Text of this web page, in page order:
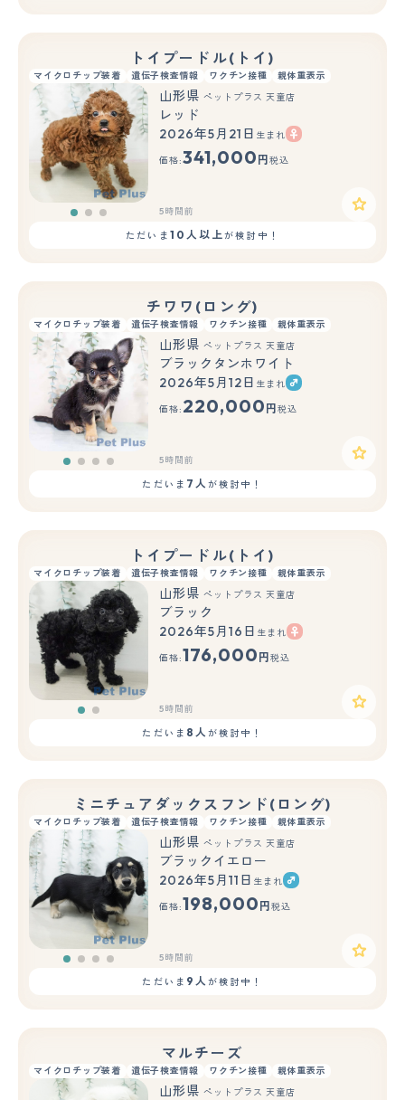
トイプードル(トイ)
マイクロチップ装着 遺伝子検査情報 ワクチン接種 親体重表示
もっと見る
山形県 ペットプラス 天童店
レッド
2026年5月21日 生まれ
価格:341,000 円 税込
5時間前
ただいま 10人以上が検討中！
チワワ(ロング)
マイクロチップ装着 遺伝子検査情報 ワクチン接種 親体重表示
山形県 ペットプラス 天童店
ブラックタンホワイト
2026年5月12日 生まれ
価格: 220,000 円 税込
5時間前
ただいま 7人が検討中！
トイプードル(トイ)
マイクロチップ装着 遺伝子検査情報 ワクチン接種 親体重表示
もっと見る
山形県 ペットプラス 天童店
ブラック
2026年5月16日 生まれ
価格:176,000 円 税込
5時間前
ただいま 8人が検討中！
ミニチュアダックスフンド(ロング)
マイクロチップ装着 遺伝子検査情報 ワクチン接種 親体重表示
山形県 ペットプラス 天童店
ブラックイエロー
2026年5月11日 生まれ
価格:198,000 円 税込
5時間前
ただいま 9人が検討中！
マルチーズ
マイクロチップ装着 遺伝子検査情報 ワクチン接種 親体重表示
山形県 ペットプラス 天童店